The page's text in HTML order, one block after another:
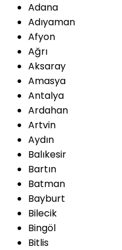
Adana
Adıyaman
Afyon
Ağrı
Aksaray
Amasya
Antalya
Ardahan
Artvin
Aydın
Balıkesir
Bartın
Batman
Bayburt
Bilecik
Bingöl
Bitlis